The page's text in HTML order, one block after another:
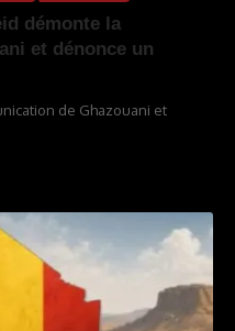
démonte la
et dénonce un
de Ghazouani et